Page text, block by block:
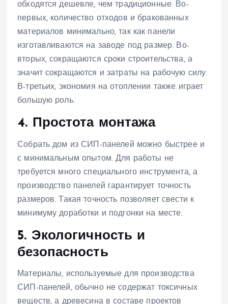
обходятся дешевле, чем традиционные. Во-
первых, количество отходов и бракованных
материалов минимально, так как панели
изготавливаются на заводе под размер. Во-
вторых, сокращаются сроки строительства, а
значит сокращаются и затраты на рабочую силу.
В-третьих, экономия на отоплении также играет
большую роль.
4. Простота монтажа
Собрать дом из СИП-панелей можно быстрее и
с минимальным опытом. Для работы не
требуется много специального инструмента, а
производство панелей гарантирует точность
размеров. Такая точность позволяет свести к
минимуму доработки и подгонки на месте.
5. Экологичность и
безопасность
Материалы, используемые для производства
СИП-панелей, обычно не содержат токсичных
веществ, а древесина в составе проектов